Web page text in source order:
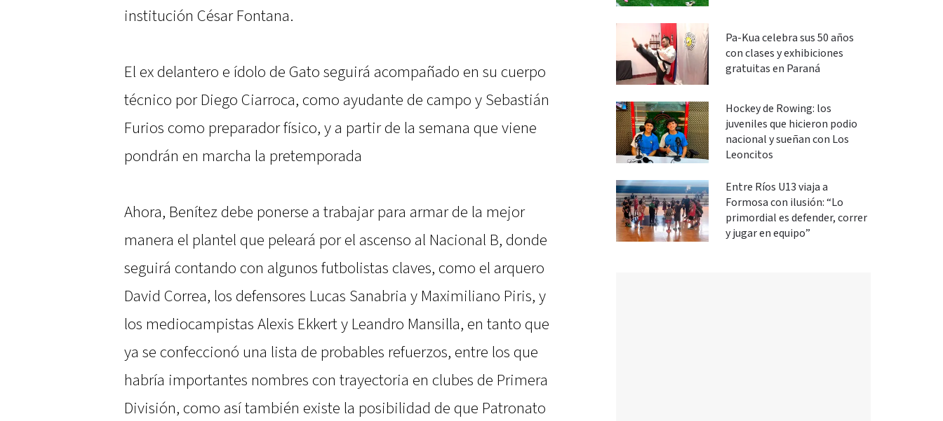
institución César Fontana.
El ex delantero e ídolo de Gato seguirá acompañado en su cuerpo
técnico por Diego Ciarroca, como ayudante de campo y Sebastián
Furios como preparador físico, y a partir de la semana que viene
pondrán en marcha la pretemporada
Ahora, Benítez debe ponerse a trabajar para armar de la mejor
manera el plantel que peleará por el ascenso al Nacional B, donde
seguirá contando con algunos futbolistas claves, como el arquero
David Correa, los defensores Lucas Sanabria y Maximiliano Piris, y
los mediocampistas Alexis Ekkert y Leandro Mansilla, en tanto que
ya se confeccionó una lista de probables refuerzos, entre los que
habría importantes nombres con trayectoria en clubes de Primera
División, como así también existe la posibilidad de que Patronato
Pa-Kua celebra sus 50 años
con clases y exhibiciones
gratuitas en Paraná
Hockey de Rowing: los
juveniles que hicieron podio
nacional y sueñan con Los
Leoncitos
Entre Ríos U13 viaja a
Formosa con ilusión: “Lo
primordial es defender, correr
y jugar en equipo”